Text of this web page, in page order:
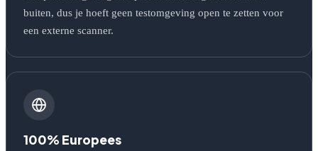
buiten, dus je hoeft geen testomgeving open te zetten voor
een externe scanner.
100% Europees